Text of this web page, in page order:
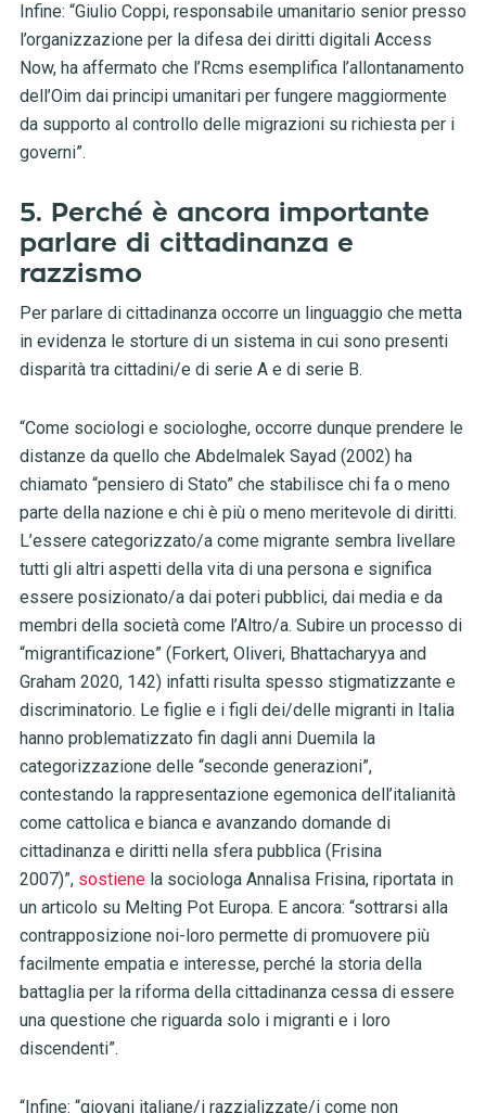
Infine: “Giulio Coppi, responsabile umanitario senior presso
l’organizzazione per la difesa dei diritti digitali Access
Now, ha affermato che l’Rcms esemplifica l’allontanamento
dell’Oim dai principi umanitari per fungere maggiormente
da supporto al controllo delle migrazioni su richiesta per i
governi”.
5. Perché è ancora importante
parlare di cittadinanza e
razzismo
Per parlare di cittadinanza occorre un linguaggio che metta
in evidenza le storture di un sistema in cui sono presenti
disparità tra cittadini/e di serie A e di serie B.
“Come sociologi e sociologhe, occorre dunque prendere le
distanze da quello che Abdelmalek Sayad (2002) ha
chiamato “pensiero di Stato” che stabilisce chi fa o meno
parte della nazione e chi è più o meno meritevole di diritti.
L’essere categorizzato/a come migrante sembra livellare
tutti gli altri aspetti della vita di una persona e significa
essere posizionato/a dai poteri pubblici, dai media e da
membri della società come l’Altro/a. Subire un processo di
“migrantificazione” (Forkert, Oliveri, Bhattacharyya and
Graham 2020, 142) infatti risulta spesso stigmatizzante e
discriminatorio. Le figlie e i figli dei/delle migranti in Italia
hanno problematizzato fin dagli anni Duemila la
categorizzazione delle “seconde generazioni”,
contestando la rappresentazione egemonica dell’italianità
come cattolica e bianca e avanzando domande di
cittadinanza e diritti nella sfera pubblica (Frisina
2007)”, sostienela sociologa Annalisa Frisina, riportata in
un articolo su Melting Pot Europa. E ancora: “sottrarsi alla
contrapposizione noi-loro permette di promuovere più
facilmente empatia e interesse, perché la storia della
battaglia per la riforma della cittadinanza cessa di essere
una questione che riguarda solo i migranti e i loro
discendenti”.
“Infine: “giovani italiane/i razzializzate/i come non